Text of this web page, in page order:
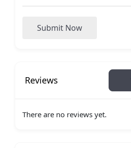
Submit Now
Reviews
There are no reviews yet.